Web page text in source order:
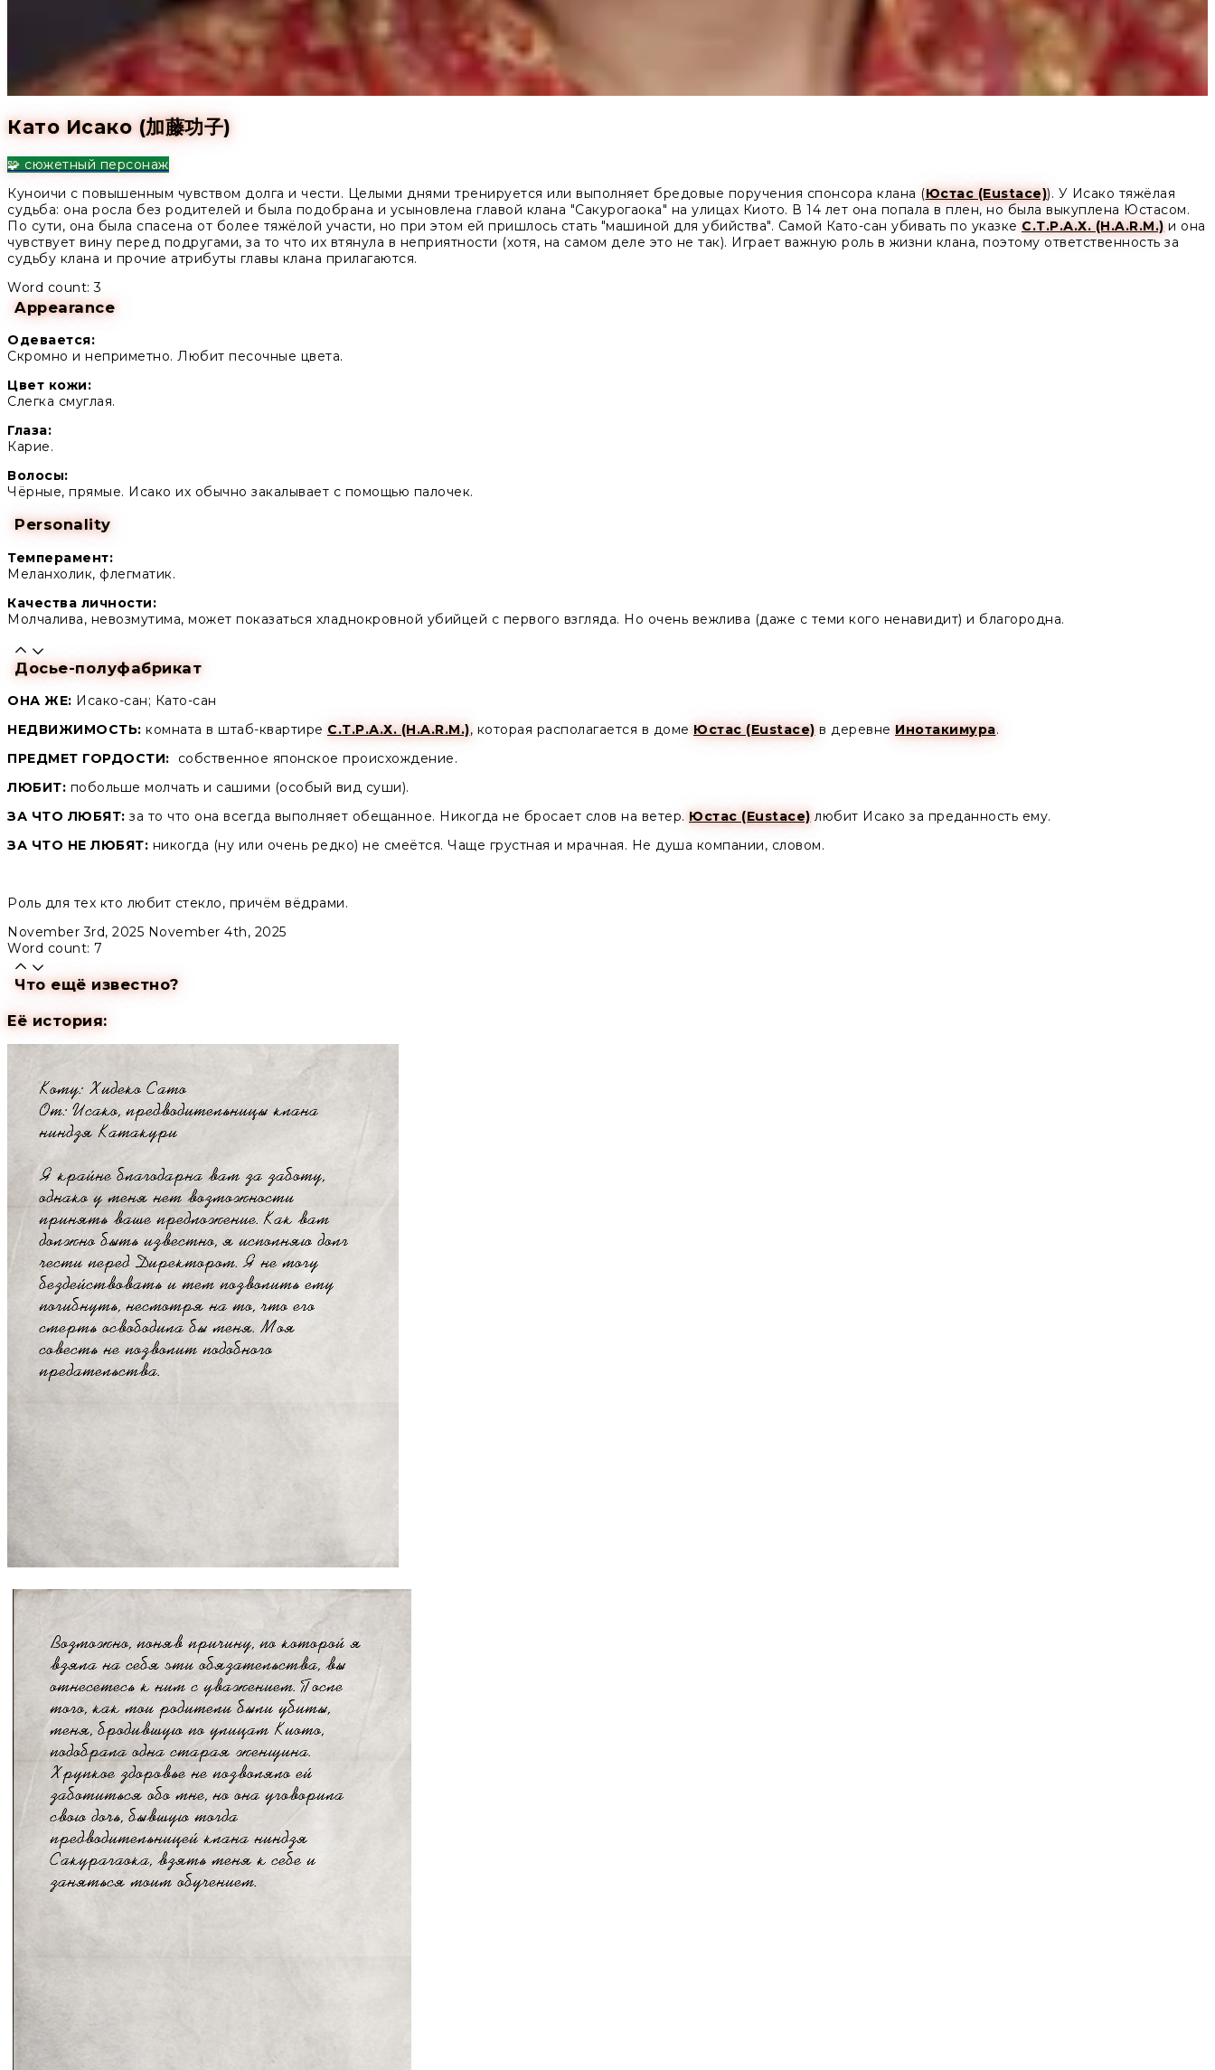
Като Исако (加藤功子)
🧩 сюжетный персонаж
Куноичи с повышенным чувством долга и чести. Целыми днями тренируется или выполняет бредовые поручения спонсора клана (Юстас (Eustace)). У Исако тяжёлая
судьба: она росла без родителей и была подобрана и усыновлена главой клана "Сакурогаока" на улицах Киото. В 14 лет она попала в плен, но была выкуплена Юстасом.
По сути, она была спасена от более тяжёлой участи, но при этом ей пришлось стать "машиной для убийства". Самой Като-сан убивать по указке С.Т.Р.А.Х. (H.A.R.M.) и она
чувствует вину перед подругами, за то что их втянула в неприятности (хотя, на самом деле это не так). Играет важную роль в жизни клана, поэтому ответственность за
судьбу клана и прочие атрибуты главы клана прилагаются.
Word count: 3
Appearance
Одевается:
Скромно и неприметно. Любит песочные цвета.
Цвет кожи:
Слегка смуглая.
Глаза:
Карие.
Волосы:
Чёрные, прямые. Исако их обычно закалывает с помощью палочек.
Personality
Темперамент:
Меланхолик, флегматик.
Качества личности:
Молчалива, невозмутима, может показаться хладнокровной убийцей с первого взгляда. Но очень вежлива (даже с теми кого ненавидит) и благородна.
Досье-полуфабрикат
ОНА ЖЕ: Исако-сан; Като-сан
НЕДВИЖИМОСТЬ: комната в штаб-квартире С.Т.Р.А.Х. (H.A.R.M.), которая располагается в доме Юстас (Eustace) в деревне Инотакимура.
ПРЕДМЕТ ГОРДОСТИ: собственное японское происхождение.
ЛЮБИТ: побольше молчать и сашими (особый вид суши).
ЗА ЧТО ЛЮБЯТ: за то что она всегда выполняет обещанное. Никогда не бросает слов на ветер. Юстас (Eustace) любит Исако за преданность ему.
ЗА ЧТО НЕ ЛЮБЯТ: никогда (ну или очень редко) не смеётся. Чаще грустная и мрачная. Не душа компании, словом.
Роль для тех кто любит стекло, причём вёдрами.
November 3rd, 2025 November 4th, 2025
Word count: 7
Что ещё известно?
Её история: